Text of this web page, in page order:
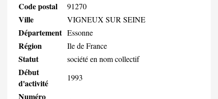
Code postal 91270
Ville VIGNEUX SUR SEINE
Département Essonne
Région Ile de France
Statut société en nom collectif
Début
d'activité
1993
Numéro